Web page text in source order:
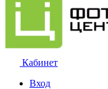
Кабинет
Вход